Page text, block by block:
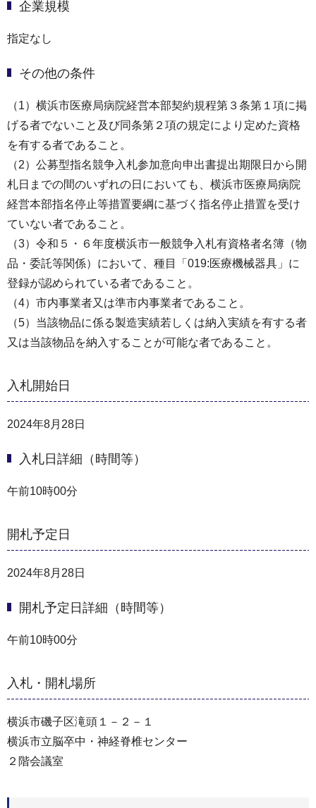
企業規模
指定なし
その他の条件
（1）横浜市医療局病院経営本部契約規程第３条第１項に掲
げる者でないこと及び同条第２項の規定により定めた資格
を有する者であること。
（2）公募型指名競争入札参加意向申出書提出期限日から開
札日までの間のいずれの日においても、横浜市医療局病院
経営本部指名停止等措置要綱に基づく指名停止措置を受け
ていない者であること。
（3）令和５・６年度横浜市一般競争入札有資格者名簿（物
品・委託等関係）において、種目「019:医療機械器具」に
登録が認められている者であること。
（4）市内事業者又は準市内事業者であること。
（5）当該物品に係る製造実績若しくは納入実績を有する者
又は当該物品を納入することが可能な者であること。
入札開始日
2024年8月28日
入札日詳細（時間等）
午前10時00分
開札予定日
2024年8月28日
開札予定日詳細（時間等）
午前10時00分
入札・開札場所
横浜市磯子区滝頭１－２－１
横浜市立脳卒中・神経脊椎センター
２階会議室